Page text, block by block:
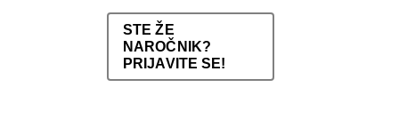
STE ŽE
NAROČNIK?
PRIJAVITE SE!